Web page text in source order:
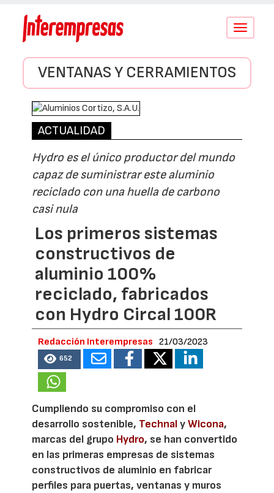
Conmutar
VENTANAS Y CERRAMIENTOS
ACTUALIDAD
Hydro es el único productor del mundo
capaz de suministrar este aluminio
reciclado con una huella de carbono
casi nula
Los primeros sistemas
constructivos de
aluminio 100%
reciclado, fabricados
con Hydro Circal 100R
Redacción Interempresas 21/03/2023
652
Cumpliendo su compromiso con el
desarrollo sostenible, TechnalyWicona,
marcas del grupo Hydro, se han convertido
en las primeras empresas de sistemas
constructivos de aluminio en fabricar
perfiles para puertas, ventanas y muros